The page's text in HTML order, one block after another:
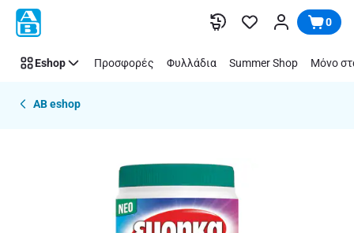
Παράλειψη 0
Eshop Προσφορές Φυλλάδια Summer Shop Μόνο
AB eshop